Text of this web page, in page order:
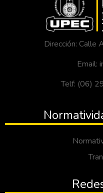
Dirección: Calle
Email:
Telf: (06)